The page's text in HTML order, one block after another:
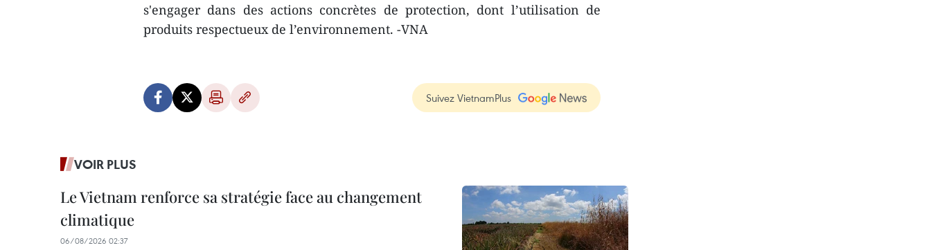
s'engager dans des actions concrètes de protection, dont l’utilisation de
produits respectueux de l’environnement. -VNA
Suivez VietnamPlus
VOIR PLUS
Le Vietnam renforce sa stratégie face au changement
climatique
06/08/2026 02:37